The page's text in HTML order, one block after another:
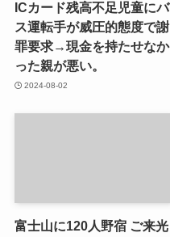
ICカード残高不足児童にバ
ス運転手が威圧的態度で謝
罪要求→現金を持たせなか
った親が悪い。
2024-08-02
富士山に120人野宿 ご来光